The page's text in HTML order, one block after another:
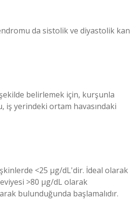
da sistolik ve diyastolik kan
belirlemek için, kurşunla
iş yerindeki ortam havasındaki
<25 μg/dL'dir. İdeal olarak
>80 μg/dL olarak
bulunduğunda başlamalıdır.